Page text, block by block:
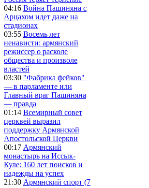
04:16 Война Пашиняна с
Арцахом идет даже на
стадионах
03:55 Восемь лет
ненависти: армянский
режиссер о расколе
общества и произволе
властей
03:30 "Фабрика фейков"
— в парламенте или
Главный враг Пашиняна
— правда
01:14 Всемирный совет
церквей выразил
поддержку Армянской
Апостольской Церкви
00:17 Армянский
монастырь на Иссык-
Куле: 160 лет поисков и
надежды на успех
21:30 Армянский спорт (7